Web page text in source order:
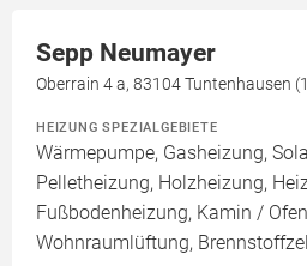
Sepp Neumayer
Oberrain 4 a, 83104 Tuntenhausen
HEIZUNG SPEZIALGEBIETE
Wärmepumpe, Gasheizung,
Pelletheizung, Holzheizung,
Fußbodenheizung, Kamin /
Wohnraumlüftung,